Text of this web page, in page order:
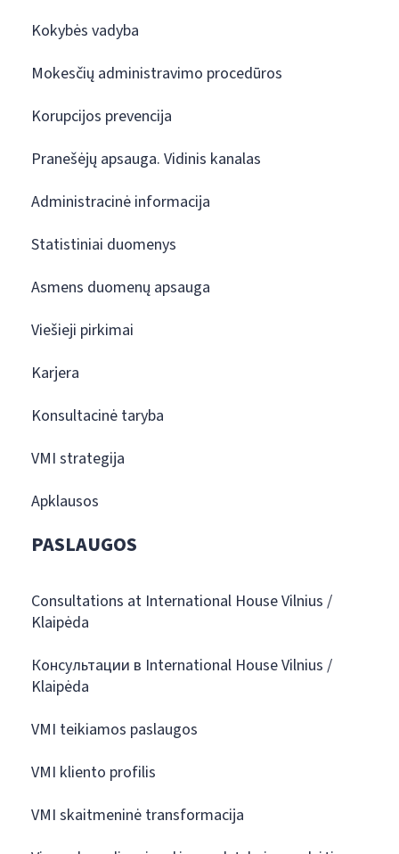
Kokybės vadyba
Mokesčių administravimo procedūros
Korupcijos prevencija
Pranešėjų apsauga. Vidinis kanalas
Administracinė informacija
Statistiniai duomenys
Asmens duomenų apsauga
Viešieji pirkimai
Karjera
Konsultacinė taryba
VMI strategija
Apklausos
PASLAUGOS
Consultations at International House Vilnius /
Klaipėda
Консультации в International House Vilnius /
Klaipėda
VMI teikiamos paslaugos
VMI kliento profilis
VMI skaitmeninė transformacija